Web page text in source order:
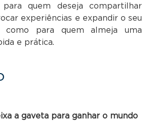
quem deseja compartilhar
experiências e expandir o seu
como para quem almeja uma
e prática.
a gaveta para ganhar o mundo